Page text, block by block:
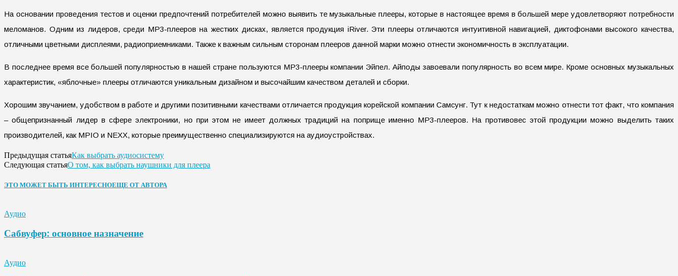
На основании проведения тестов и оценки предпочтений потребителей можно выявить те музыкальные плееры, которые в настоящее время в большей мере удовлетворяют потребности
меломанов. Одним из лидеров, среди МР3-плееров на жестких дисках, является продукция iRiver. Эти плееры отличаются интуитивной навигацией, диктофонами высокого качества,
отличными цветными дисплеями, радиоприемниками. Также к важным сильным сторонам плееров данной марки можно отнести экономичность в эксплуатации.
В последнее время все большей популярностью в нашей стране пользуются МР3-плееры компании Эйпел. Айподы завоевали популярность во всем мире. Кроме основных музыкальных
характеристик, «яблочные» плееры отличаются уникальным дизайном и высочайшим качеством деталей и сборки.
Хорошим звучанием, удобством в работе и другими позитивными качествами отличается продукция корейской компании Самсунг. Тут к недостаткам можно отнести тот факт, что компания
– общепризнанный лидер в сфере электроники, но при этом не имеет должных традиций на поприще именно МР3-плееров. На противовес этой продукции можно выделить таких
производителей, как MPIO и NEXX, которые преимущественно специализируются на аудиоустройствах.
Предыдущая статьяКак выбрать аудиосистему
Следующая статьяО том, как выбрать наушники для плеера
ЭТО МОЖЕТ БЫТЬ ИНТЕРЕСНОЕЩЕ ОТ АВТОРА
Аудио
Сабвуфер: основное назначение
Аудио